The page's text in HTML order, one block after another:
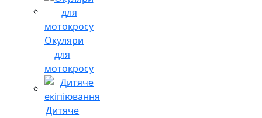
Окуляри
для
мотокросу
Дитяче